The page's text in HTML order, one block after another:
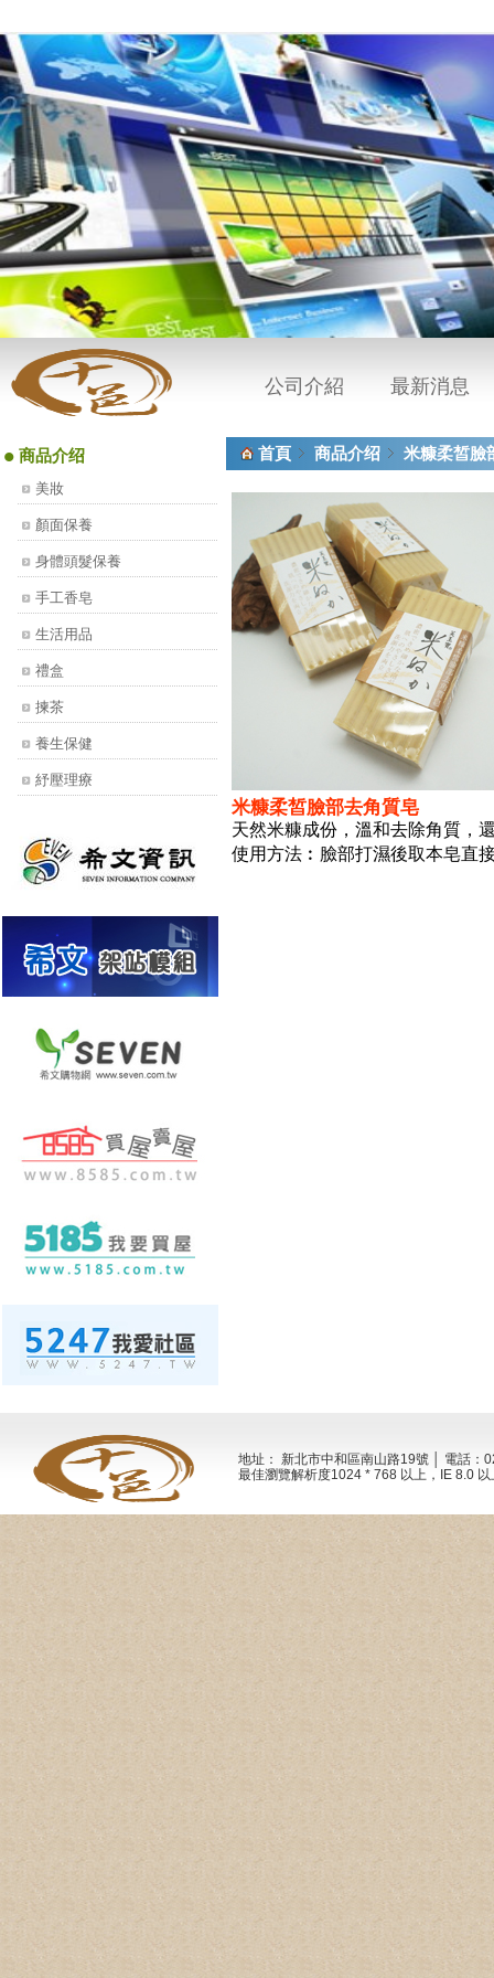
公司介紹 最新消息
• 商品介绍
美妝
顏面保養
身體頭髮保養
手工香皂
生活用品
禮盒
揀茶
養生保健
紓壓理療
首頁 商品介绍 米糠柔皙臉
米糠柔皙臉部去角質皂
天然米糠成份，溫和去除角質，
使用方法︰臉部打濕後取本皂直
地址： 新北市中和區南山路19號 │ 電話：
最佳瀏覽解析度1024 * 768 以上，IE 8.0